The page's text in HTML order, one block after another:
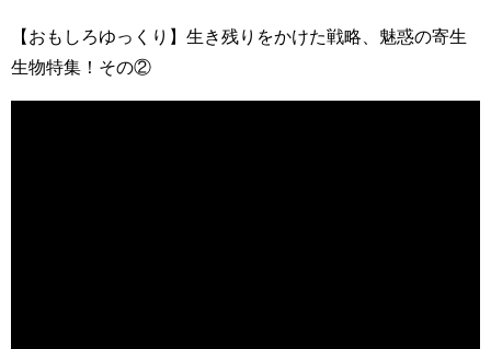
【おもしろゆっくり】生き残りをかけた戦略、魅惑の寄生
生物特集！その②